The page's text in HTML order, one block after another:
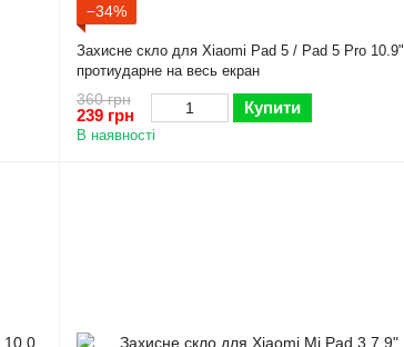
−34%
Захисне скло для Xiaomi Pad 5 / Pad 5 Pro 10.9"
протиударне на весь екран
360 грн
239 грн Купити
В наявності